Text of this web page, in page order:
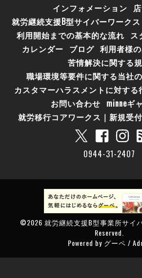
インフォメーション
就労継続支援B型サイバーワーク
利用開始までの基本的な流れ
ス
カレンダー ブログ 利用者様
苦情解決に関する
職場環境等要件に関する当社
カスタマーハラスメントに対する
お問い合わせ minneギ
就労移行コアワークス｜新規受
0944-31-2407
©2026 就労継続支援B型事業所サイ
Reserved.
Powered by グーペ /